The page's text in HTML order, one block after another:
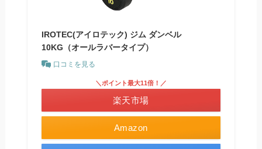
IROTEC(アイロテック) ジム ダンベル
10KG（オールラバータイプ）
口コミを見る
Amazon
＼ポイント最大11倍！／
楽天市場